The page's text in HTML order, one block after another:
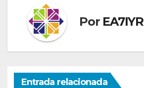
Por EA7IYR
Entrada relacionada